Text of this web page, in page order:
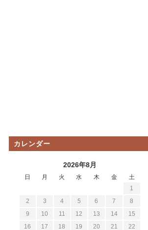
カレンダー
2026年8月
日 月 火 水 木 金
土
1
2
3 4 5 6 7
8
9
10 11 12 13 14
15
16
17 18 19 20 21
22